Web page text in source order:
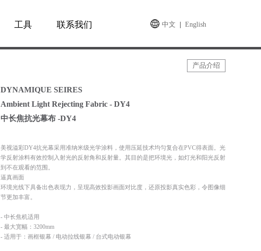
工具 联系我们 中文 English
产品介绍
DYNAMIQUE SEIRES
Ambient Light Rejecting Fabric - DY4
中长焦抗光幕布 -DY4
美视溢彩DY4抗光幕采用准纳米级光学涂料，使用压延技术均匀复合在PVC得表面。光
学反射涂料有效控制入射光的反射角和反射量。其目的是把环境光，如灯光和阳光反射
到不在观看的范围。
逼真画面
环境光线下具备出色表现力，呈现高效投影画面对比度，还原投影真实色彩，令图像细
节更加丰富。
- 中长焦机适用
- 最大宽幅：3200mm
- 适用于：画框银幕 / 电动拉线银幕 / 台式电动银幕